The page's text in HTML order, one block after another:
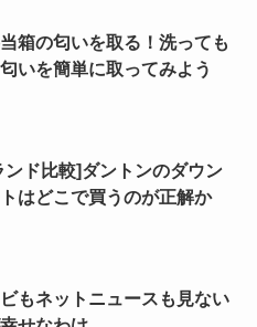
箱の匂いを取る！洗っても
いを簡単に取ってみよう
ンド比較]ダントンのダウン
はどこで買うのが正解か
もネットニュースも見ない